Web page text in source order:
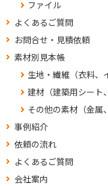
ファイル
よくあるご質問
お問合せ・見積依頼
素材別見本帳
生地・繊維（衣料、
建材（建築用シート
その他の素材（金属
事例紹介
依頼の流れ
よくあるご質問
会社案内